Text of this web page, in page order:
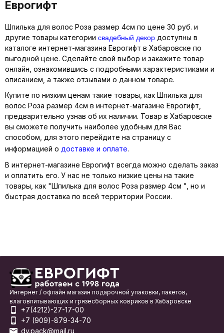
Еврогифт
Шпилька для волос Роза размер 4см по цене 30 руб. и
другие товары категории свадебный декор доступны в
каталоге интернет-магазина Еврогифт в Хабаровске по
выгодной цене. Сделайте свой выбор и закажите товар
онлайн, ознакомившись с подробными характеристиками и
описанием, а также отзывами о данном товаре.
Купите по низким ценам такие товары, как Шпилька для
волос Роза размер 4см в интернет-магазине Еврогифт,
предварительно узнав об их наличии. Товар в Хабаровске
вы сможете получить наиболее удобным для Вас
способом, для этого перейдите на страницу с
информацией о доставке и оплате.
В интернет-магазине Еврогифт всегда можно сделать заказ
и оплатить его. У нас не только низкие цены на такие
товары, как "Шпилька для волос Роза размер 4см ", но и
быстрая доставка по всей территории России.
Интернет / офлайн магазин подарочной упаковки, пакетов,
влаговпитывающих и грязесборных ковриков в Хабаровске
+7(4212)-27-17-00
+7 (909)-879-34-70
dv.pack@mail.ru